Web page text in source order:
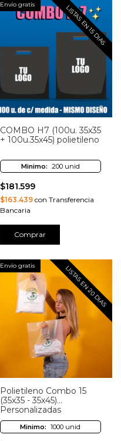
Envío gratis LISTAS EN 15 DIAS
COMBO H7 (100u. 35x35
+ 100u.35x45) polietileno
Minimo: 200 unid
$181.599
$163.439con Transferencia
Bancaria
Comprar
Envío gratis LISTAS EN 20 DIAS
Polietileno Combo 15
(35x35 - 35x45)
Personalizadas
Minimo: 1000 unid